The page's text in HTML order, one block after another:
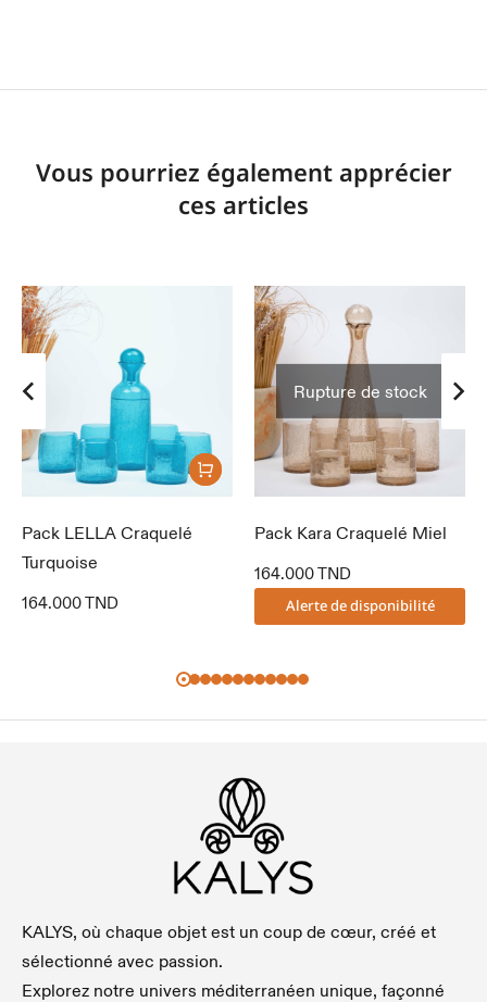
Vous pourriez également apprécier
ces articles
Pack LELLA Craquelé
Turquoise
164.000TND
Rupture de stock
Pack Kara Craquelé Miel
164.000TND
Alerte de disponibilité
KALYS, où chaque objet est un coup de cœur, créé et
sélectionné avec passion.
Explorez notre univers méditerranéen unique, façonné